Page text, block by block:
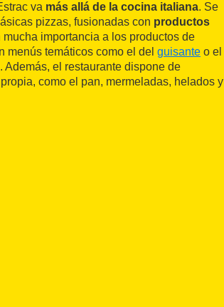
va más allá de la cocina italiana. Se
pizzas, fusionadas con productos
importancia a los productos de
menús temáticos como el del guisante o el
. Además, el restaurante dispone de
como el pan, mermeladas, helados y